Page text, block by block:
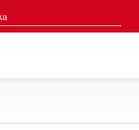
pasiūlymai